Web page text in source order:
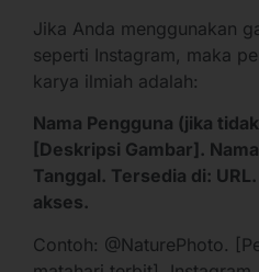
Jika Anda menggunakan
seperti Instagram, maka
karya ilmiah adalah:
Nama Pengguna (jika
[Deskripsi Gambar].
Tanggal. Tersedia di:
akses.
Contoh: @NaturePhoto.